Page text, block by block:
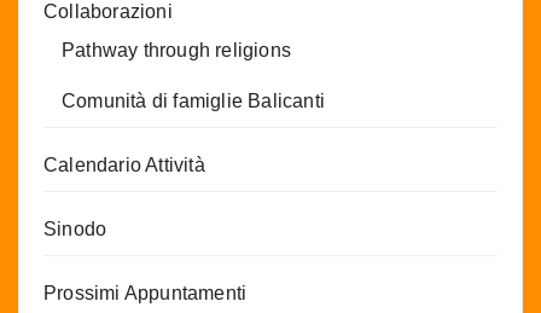
Collaborazioni
Pathway through religions
Comunità di famiglie Balicanti
Calendario Attività
Sinodo
Prossimi Appuntamenti